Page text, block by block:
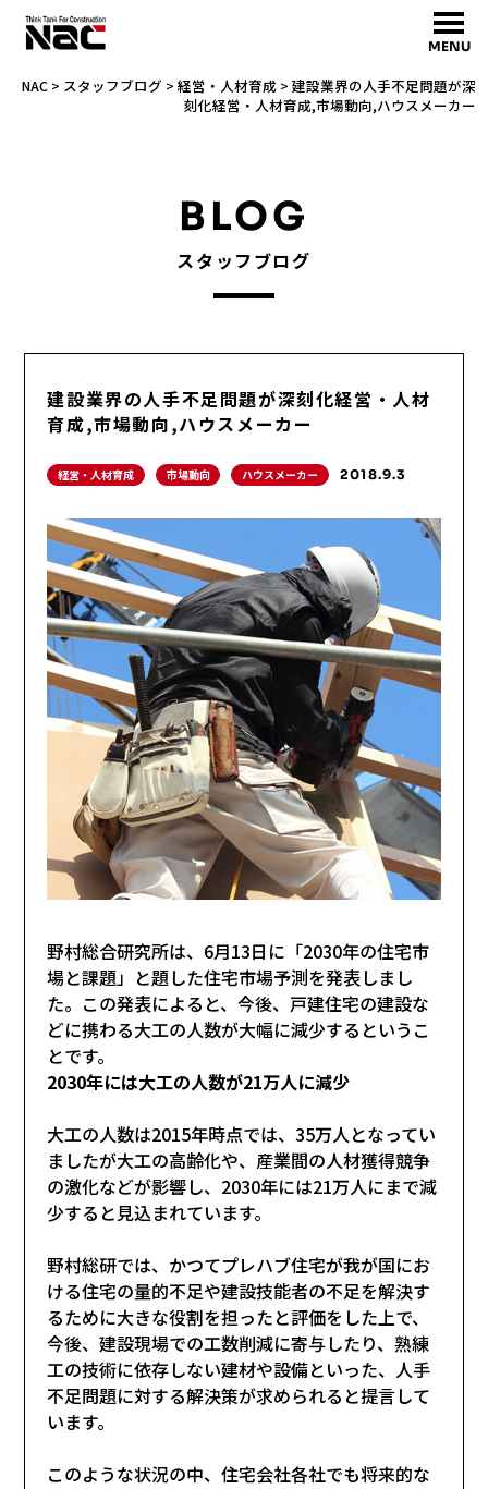
MENU
NAC> スタッフブログ > 経営・人材育成> 建設業界の人手不足問題が深
刻化経営・人材育成,市場動向,ハウスメーカー
BLOG
スタッフブログ
建設業界の人手不足問題が深刻化経営・人材
育成,市場動向,ハウスメーカー
経営・人材育成 市場動向 ハウスメーカー 2018.9.3
野村総合研究所は、6月13日に「2030年の住宅市
場と課題」と題した住宅市場予測を発表しまし
た。この発表によると、今後、戸建住宅の建設な
どに携わる大工の人数が大幅に減少するというこ
とです。
2030年には大工の人数が21万人に減少
大工の人数は2015年時点では、35万人となってい
ましたが大工の高齢化や、産業間の人材獲得競争
の激化などが影響し、2030年には21万人にまで減
少すると見込まれています。
野村総研では、かつてプレハブ住宅が我が国にお
ける住宅の量的不足や建設技能者の不足を解決す
るために大きな役割を担ったと評価をした上で、
今後、建設現場での工数削減に寄与したり、熟練
工の技術に依存しない建材や設備といった、人手
不足問題に対する解決策が求められると提言して
います。
このような状況の中、住宅会社各社でも将来的な